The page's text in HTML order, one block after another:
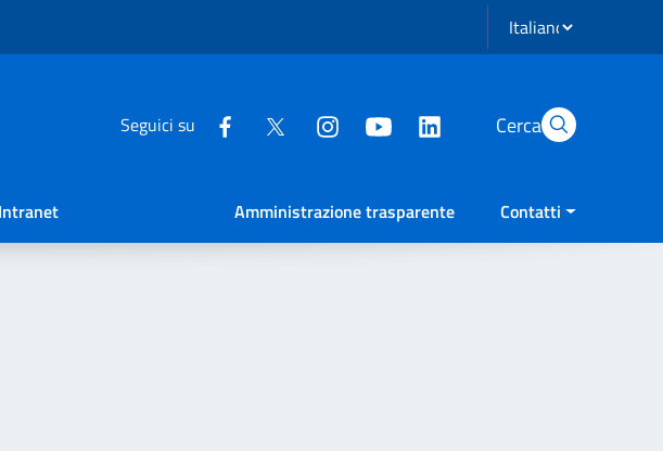
Seleziona lingua
Seguici su Cerca
Intranet Amministrazione trasparente Contatti